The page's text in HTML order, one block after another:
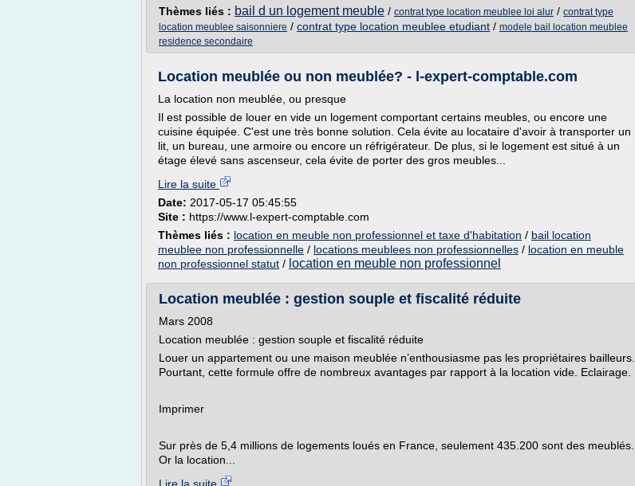
Thèmes liés : bail d un logement meuble / contrat type location meublee loi alur / contrat type
location meublee saisonniere / contrat type location meublee etudiant / modele bail location meublee
residence secondaire
Location meublée ou non meublée? - l-expert-comptable.com
La location non meublée, ou presque
Il est possible de louer en vide un logement comportant certains meubles, ou encore une
cuisine équipée. C'est une très bonne solution. Cela évite au locataire d'avoir à transporter un
lit, un bureau, une armoire ou encore un réfrigérateur. De plus, si le logement est situé à un
étage élevé sans ascenseur, cela évite de porter des gros meubles...
Lire la suite
Date: 2017-05-17 05:45:55
Site : https://www.l-expert-comptable.com
Thèmes liés : location en meuble non professionnel et taxe d'habitation / bail location
meublee non professionnelle / locations meublees non professionnelles / location en meuble
non professionnel statut / location en meuble non professionnel
Location meublée : gestion souple et fiscalité réduite
Mars 2008
Location meublée : gestion souple et fiscalité réduite
Louer un appartement ou une maison meublée n’enthousiasme pas les propriétaires bailleurs.
Pourtant, cette formule offre de nombreux avantages par rapport à la location vide. Eclairage.
Imprimer
Sur près de 5,4 millions de logements loués en France, seulement 435.200 sont des meublés.
Or la location...